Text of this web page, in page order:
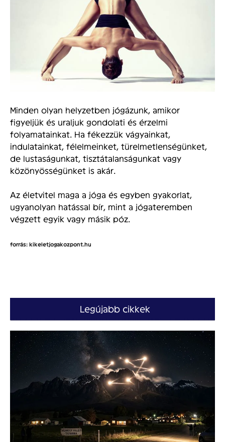
Minden olyan helyzetben jógázunk, amikor
figyeljük és uraljuk gondolati és érzelmi
folyamatainkat. Ha fékezzük vágyainkat,
indulatainkat, félelmeinket, türelmetlenségünket,
de lustaságunkat, tisztátalanságunkat vagy
közönyösségünket is akár.
Az életvitel maga a jóga és egyben gyakorlat,
ugyanolyan hatással bír, mint a jógateremben
végzett egyik vagy másik póz.
forrás: kikeletjogakozpont.hu
Legújabb cikkek